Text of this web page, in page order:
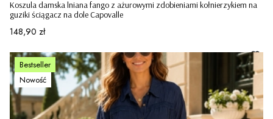
Koszula damska lniana fango z ażurowymi zdobieniami kołnierzykiem na
guziki ściągacz na dole Capovalle
Cena
148,90 zł
Bestseller
Nowość